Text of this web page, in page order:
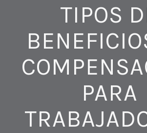
TIPOS
PARA